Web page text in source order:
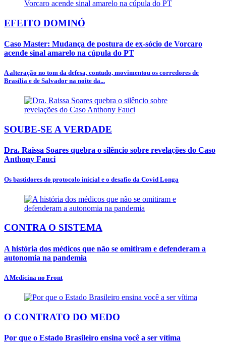
EFEITO DOMINÓ
Caso Master: Mudança de postura de ex-sócio de Vorcaro
acende sinal amarelo na cúpula do PT
A alteração no tom da defesa, contudo, movimentou os corredores de
Brasília e de Salvador na noite da...
SOUBE-SE A VERDADE
Dra. Raissa Soares quebra o silêncio sobre revelações do Caso
Anthony Fauci
Os bastidores do protocolo inicial e o desafio da Covid Longa
CONTRA O SISTEMA
A história dos médicos que não se omitiram e defenderam a
autonomia na pandemia
A Medicina no Front
O CONTRATO DO MEDO
Por que o Estado Brasileiro ensina você a ser vítima